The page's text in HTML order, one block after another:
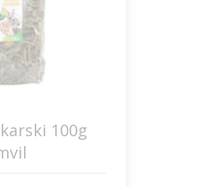
100g